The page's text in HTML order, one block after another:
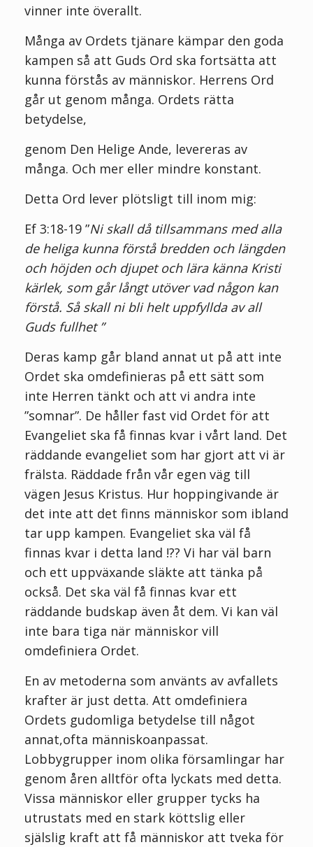
vinner inte överallt.
Många av Ordets tjänare kämpar den goda
kampen så att Guds Ord ska fortsätta att
kunna förstås av människor. Herrens Ord
går ut genom många. Ordets rätta
betydelse,
genom Den Helige Ande, levereras av
många. Och mer eller mindre konstant.
Detta Ord lever plötsligt till inom mig:
Ef 3:18-19 ”Ni skall då tillsammans med alla
de heliga kunna förstå bredden och längden
och höjden och djupet och lära känna Kristi
kärlek, som går långt utöver vad någon kan
förstå. Så skall ni bli helt uppfyllda av all
Guds fullhet ”
Deras kamp går bland annat ut på att inte
Ordet ska omdefinieras på ett sätt som
inte Herren tänkt och att vi andra inte
”somnar”. De håller fast vid Ordet för att
Evangeliet ska få finnas kvar i vårt land. Det
räddande evangeliet som har gjort att vi är
frälsta. Räddade från vår egen väg till
vägen Jesus Kristus. Hur hoppingivande är
det inte att det finns människor som ibland
tar upp kampen. Evangeliet ska väl få
finnas kvar i detta land !?? Vi har väl barn
och ett uppväxande släkte att tänka på
också. Det ska väl få finnas kvar ett
räddande budskap även åt dem. Vi kan väl
inte bara tiga när människor vill
omdefiniera Ordet.
En av metoderna som använts av avfallets
krafter är just detta. Att omdefiniera
Ordets gudomliga betydelse till något
annat,ofta människoanpassat.
Lobbygrupper inom olika församlingar har
genom åren alltför ofta lyckats med detta.
Vissa människor eller grupper tycks ha
utrustats med en stark köttslig eller
själslig kraft att få människor att tveka för